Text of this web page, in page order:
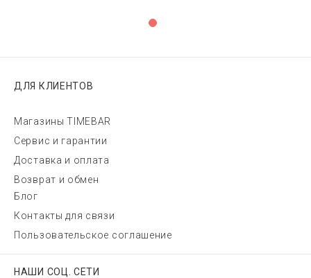
ДЛЯ КЛИЕНТОВ
Магазины TIMEBAR
Сервис и гарантии
Доставка и оплата
Возврат и обмен
Блог
Контакты для связи
Пользовательское соглашение
НАШИ СОЦ. СЕТИ